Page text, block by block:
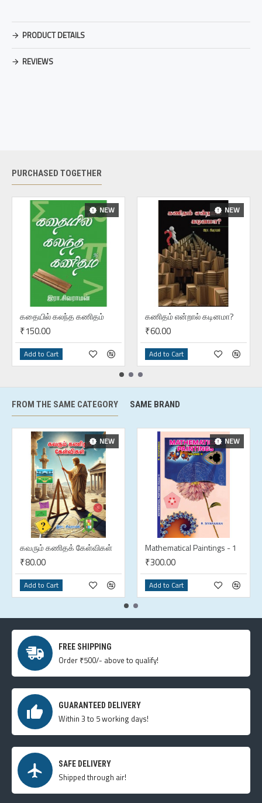
PRODUCT DETAILS
REVIEWS
PURCHASED TOGETHER
NEW
கதையில் கலந்த கணிதம்
₹150.00
Add to Cart
NEW
கணிதம் என்றால் கடினமா?
₹60.00
Add to Cart
FROM THE SAME CATEGORY SAME BRAND
NEW
கவரும் கணிதக் கேள்விகள்
₹80.00
Add to Cart
NEW
Mathematical Paintings - 1
₹300.00
Add to Cart
FREE SHIPPING
Order ₹500/- above to qualify!
GUARANTEED DELIVERY
Within 3 to 5 working days!
SAFE DELIVERY
Shipped through air!